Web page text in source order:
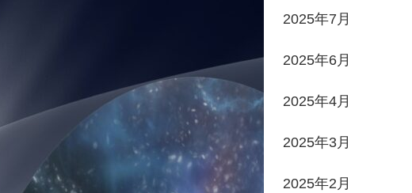
2025年7月
2025年6月
2025年4月
2025年3月
2025年2月